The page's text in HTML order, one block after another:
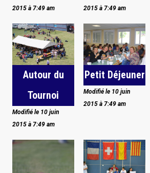
2015 à 7:49 am
2015 à 7:49 am
Autour du
Tournoi
Modifié le 10 juin
2015 à 7:49 am
Petit Déjeuner
Modifié le 10 juin
2015 à 7:49 am